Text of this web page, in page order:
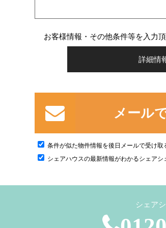
お客様情報・その他条件等を入力
詳細情
メール
条件が似た物件情報を後日メールで受け取
シェアハウスの最新情報がわかるシェアシ
シェア